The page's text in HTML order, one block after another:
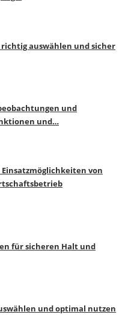
auswählen und sicher
und
und…
von
für sicheren Halt und
und optimal nutzen